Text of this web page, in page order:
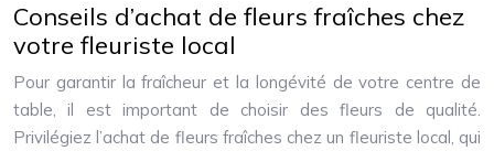
Conseils d’achat de fleurs fraîches chez
votre fleuriste local
Pour garantir la fraîcheur et la longévité de votre centre de
table, il est important de choisir des fleurs de qualité.
Privilégiez l’achat de fleurs fraîches chez un fleuriste local, qui